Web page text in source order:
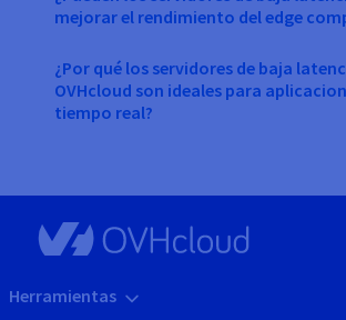
mejorar el rendimiento del edge
¿Por qué los servidores de baja
OVHcloud son ideales para
tiempo real?
Herramientas